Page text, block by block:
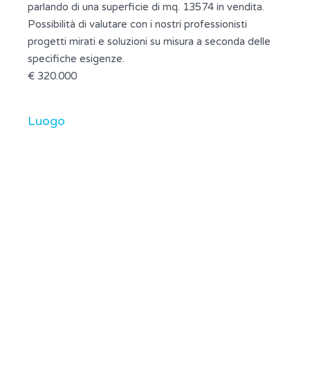
parlando di una superficie di mq. 13574 in vendita.
Possibilità di valutare con i nostri professionisti
progetti mirati e soluzioni su misura a seconda delle
specifiche esigenze.
€ 320.000
Luogo